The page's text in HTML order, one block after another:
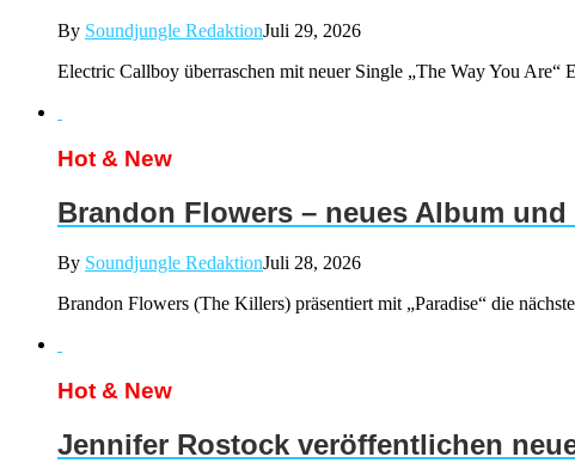
By Soundjungle RedaktionJuli 29, 2026
Electric Callboy überraschen mit neuer Single „The Way You Are“
Hot & New
Brandon Flowers – neues Album und
By Soundjungle RedaktionJuli 28, 2026
Brandon Flowers (The Killers) präsentiert mit „Paradise“ die
Hot & New
Jennifer Rostock veröffentlichen